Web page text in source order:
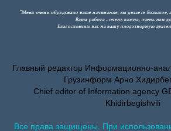
Главный редактор Информационно-
Грузинформ Арно
Chief editor of Information agency
Khidirbegishvili
Все права защищены. При